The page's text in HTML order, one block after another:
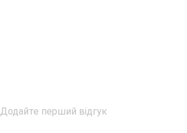
Додайте перший відгук